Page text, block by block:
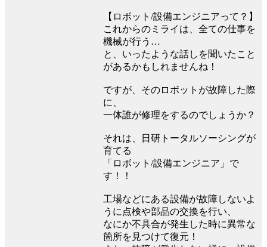
【ロボット/設備エンジニアって？】
これからのミライは、全ての仕事を
機械が行う…
と、いったような話しを聞いたこと
があるかもしれませんね！
ですが、そのロボットが故障した際
に、
一体誰が修理をするのでしょうか？
それは、日研トータルソーシングが
育てる
「ロボット/設備エンジニア」で
す！！
工場などにある設備が故障しないよ
うに点検や部品の交換を行い、
なにか不具合が発生した時に異常な
箇所を見つけて復元！